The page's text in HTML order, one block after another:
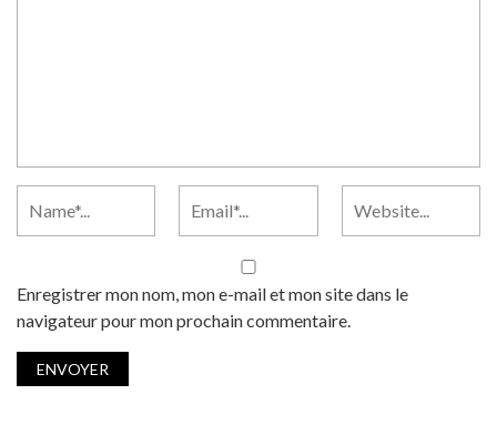
Enregistrer mon nom, mon e-mail et mon site dans le
navigateur pour mon prochain commentaire.